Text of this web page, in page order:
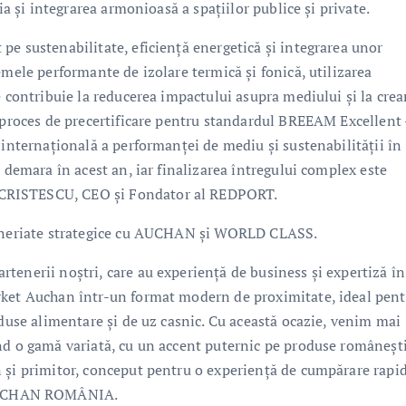
integrarea armonioasă a spațiilor publice și private.
sustenabilitate, eficiență energetică și integrarea unor
performante de izolare termică și fonică, utilizarea
la reducerea impactului asupra mediului și la
de precertificare pentru standardul BREEAM Excellent
a performanței de mediu și sustenabilității în
în acest an, iar finalizarea întregului complex este
CEO și Fondator al REDPORT.
strategice cu AUCHAN și WORLD CLASS.
noștri, care au experiență de business și expertiză în
Auchan într-un format modern de proximitate, ideal
alimentare și de uz casnic. Cu această ocazie, venim mai
gamă variată, cu un accent puternic pe produse
primitor, conceput pentru o experiență de cumpărare
ROMÂNIA.